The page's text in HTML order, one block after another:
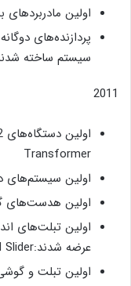
اولین
پردازنده‌های
سیستم ساخته
2011
Transformer
اولین سیستم‌های
اولین هدست‌های
اولین تبلت‌های
عرضه شدند:ASUS Eee Pad Slider
اولین تبلت و